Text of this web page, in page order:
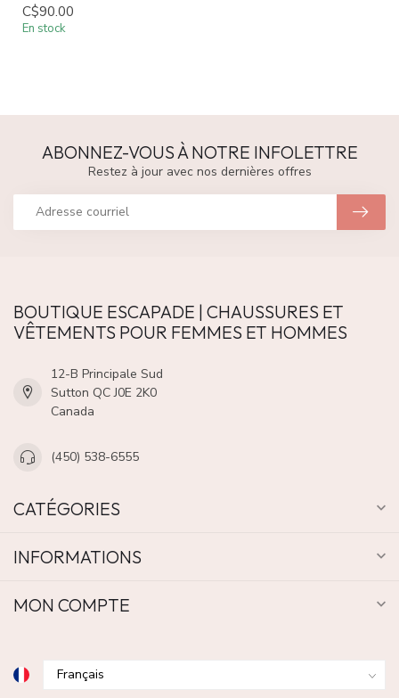
C$90.00
En stock
ABONNEZ-VOUS À NOTRE INFOLETTRE
Restez à jour avec nos dernières offres
BOUTIQUE ESCAPADE | CHAUSSURES ET
VÊTEMENTS POUR FEMMES ET HOMMES
12-B Principale Sud
Sutton QC J0E 2K0
Canada
(450) 538-6555
CATÉGORIES
INFORMATIONS
MON COMPTE